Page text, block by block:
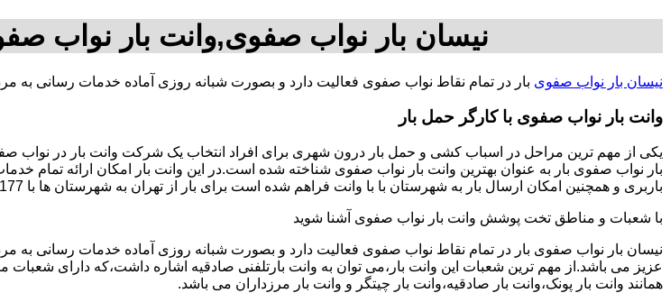
نیسان بار نواب صفوی,وانت بار نواب
نیسان بار نواب صفوی بار در تمام نقاط نواب صفوی فعالیت دارد و بصورت شبانه روزی آماده خدمات رسانی به
وانت بار نواب صفوی با کارگر حمل بار
یکی از مهم ترین مراحل در اسباب کشی و حمل بار درون شهری برای افراد انتخاب یک شرکت وانت بار در نواب
بار نواب صفوی بار به عنوان بهترین وانت بار نواب صفوی شناخته شده است.در این وانت بار امکان ارائه تمام
باربری و همچنین امکان ارسال بار به شهرستان با با وانت فراهم شده است برای بار از تهران به شهرستان ها با 09125758177 آقای اقبال حسنی تماس بگیرید..
با شعبات و مناطق تخت پوشش وانت بار نواب صفوی آشنا شوید
نیسان بار نواب صفوی بار در تمام نقاط نواب صفوی فعالیت دارد و بصورت شبانه روزی آماده خدمات رسانی به
عزیز می باشد.از مهم ترین شعبات این وانت بار،می توان به وانت بارتلفنی صادقیه اشاره داشت،که دارای شعبات
همانند وانت بار پونک،وانت بار صادقیه،وانت بار چیتگر و وانت بار مرزداران می باشد.